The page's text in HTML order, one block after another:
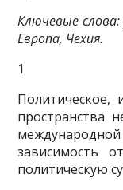
Ключевые
Европа, Чехия.
1
Политическое,
пространства
международной
зависимость
политическую